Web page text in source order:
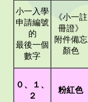
小一入學
申請編號
的
最後一個
數字
《小一註
冊證》
附件備忘
顏色
０、１、
２
粉紅色